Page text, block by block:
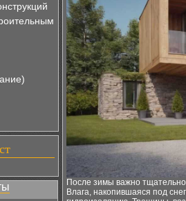
После зимы важно
Влага, накопившаяся под